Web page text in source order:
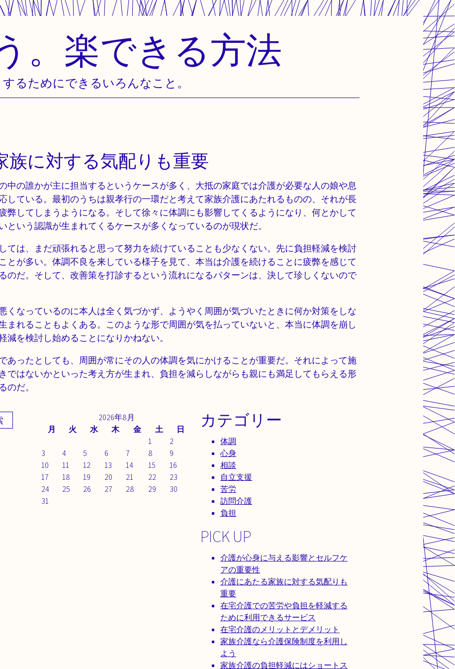
。楽できる方法
るためにできるいろんなこと。
族に対する気配りも重要
中の誰かが主に担当するというケースが多く、大抵の家庭では介護が必要な人の娘や息
している。最初のうちは親孝行の一環だと考えて家族介護にあたれるものの、それが長
弊してしまうようになる。そして徐々に体調にも影響してくるようになり、何とかして
という認識が生まれてくるケースが多くなっているのが現状だ。
ては、まだ頑張れると思って努力を続けていることも少なくない。先に負担軽減を検討
とが多い。体調不良を来している様子を見て、本当は介護を続けることに疲弊を感じて
のだ。そして、改善策を打診するという流れになるパターンは、決して珍しくないので
くなっているのに本人は全く気づかず、ようやく周囲が気づいたときに何か対策をしな
まれることもよくある。このような形で周囲が気を払っていないと、本当に体調を崩し
減を検討し始めることになりかねない。
あったとしても、周囲が常にその人の体調を気にかけることが重要だ。それによって施
ではないかといった考え方が生まれ、負担を減らしながらも親にも満足してもらえる形
のだ。
2026年8月
月
火 水 木 金 土
日
1
2
3
4 5 6 7 8
9
10
11 12 13 14 15
16
17
18 19 20 21 22
23
24
25 26 27 28 29
30
31
カテゴリー
体調
心身
相談
自立支援
苦労
訪問介護
負担
PICK UP
介護が心身に与える影響とセルフケ
アの重要性
介護にあたる家族に対する気配りも
重要
在宅介護での苦労や負担を軽減する
ために利用できるサービス
在宅介護のメリットとデメリット
家族介護なら介護保険制度を利用し
よう
家族介護の負担軽減にはショートス